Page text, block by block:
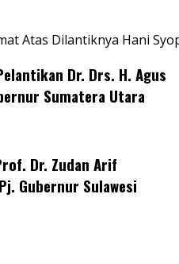
Atas Dilantiknya Hani
Dr. Drs. H. Agus
Sumatera Utara
Dr. Zudan Arif
Gubernur Sulawesi